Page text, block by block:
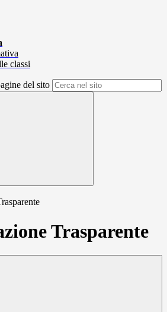
classi
del sito
Trasparente